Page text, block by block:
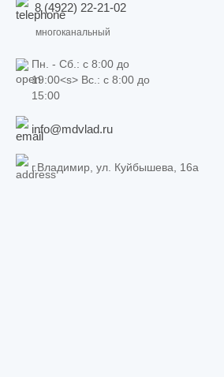
8 (4922) 22-21-02
многоканальный
Пн. - Сб.: c 8:00 до
19:00<s> Вс.: c 8:00 до
15:00
info@mdvlad.ru
г.Владимир, ул. Куйбышева, 16а